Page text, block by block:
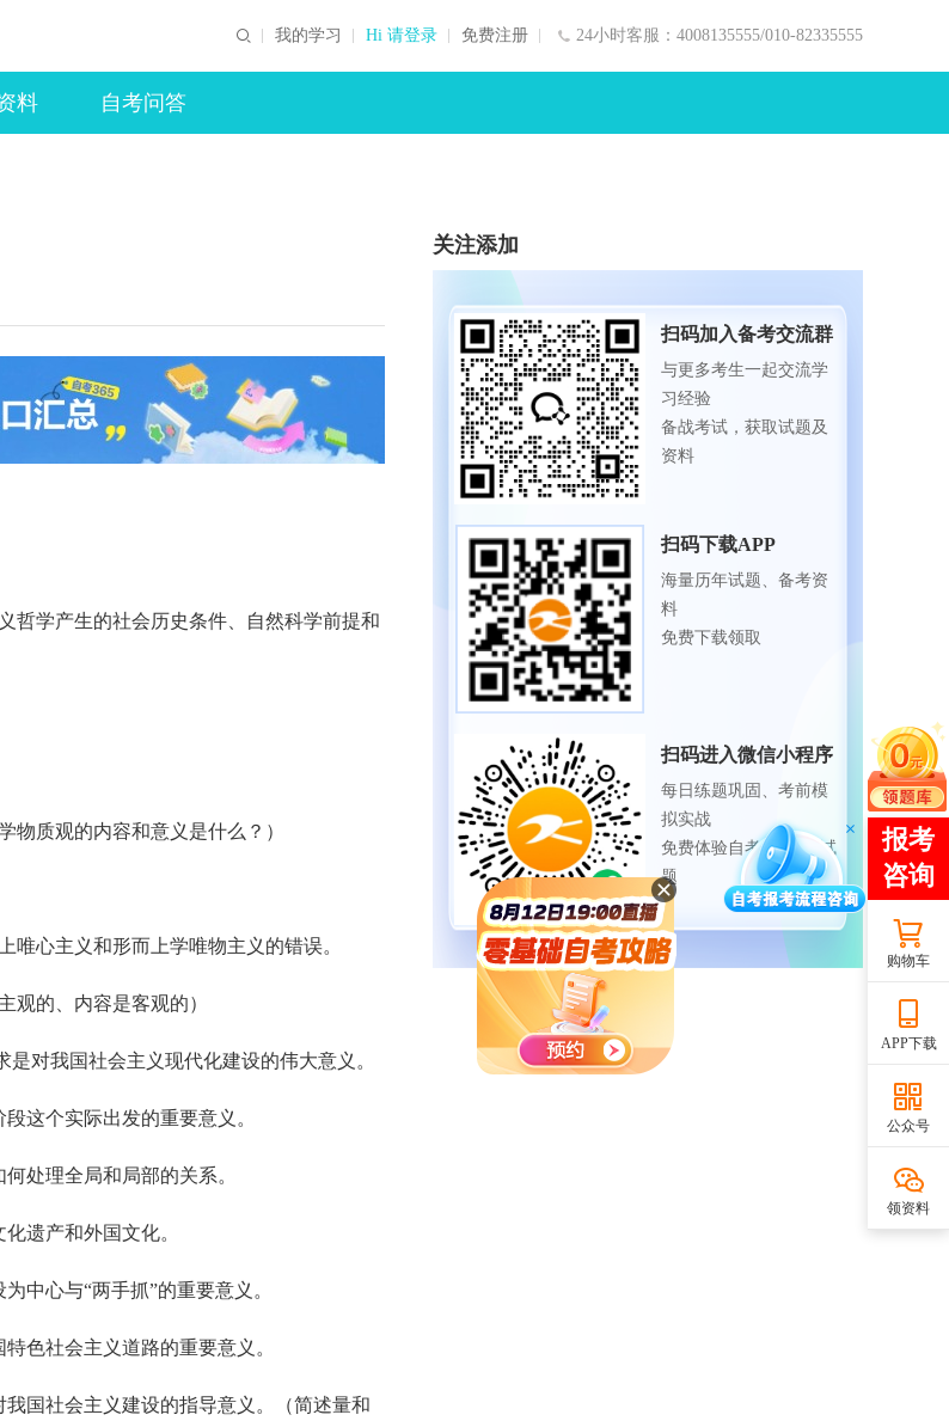
24小时客服：4008135555/010-82335555
我的学习 Hi 请登录 免费注册
料 自考问答
学产生的社会历史条件、自然科学前提和
质观的内容和意义是什么？）
心主义和形而上学唯物主义的错误。
的、内容是客观的）
对我国社会主义现代化建设的伟大意义。
这个实际出发的重要意义。
处理全局和局部的关系。
遗产和外国文化。
心与“两手抓”的重要意义。
色社会主义道路的重要意义。
国社会主义建设的指导意义。（简述量和
关注添加
扫码加入备考交流群
与更多考生一起交流学
习经验
备战考试，获取试题及
资料
扫码下载APP
海量历年试题、备考资
料
免费下载领取
扫码进入微信小程序
每日练题巩固、考前模
拟实战
免费体验自考365海量试
题
购物车
APP下载
公众号
领资料